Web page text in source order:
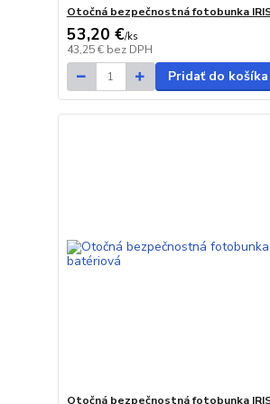
Otočná bezpečnostná fotobunka
53,20 €/ks
43,25 € bez DPH
Pridať do košíka
Otočná bezpečnostná fotobunka